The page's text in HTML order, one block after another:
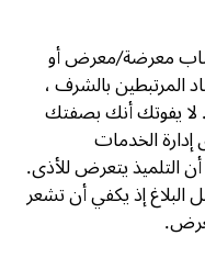
معرضة/معرض أو
بالشرف ،
يفوتك أنك بصفتك
الخدمات
التلميذ يتعرض للأذى.
البلاغ إذ يكفي أن تشعر